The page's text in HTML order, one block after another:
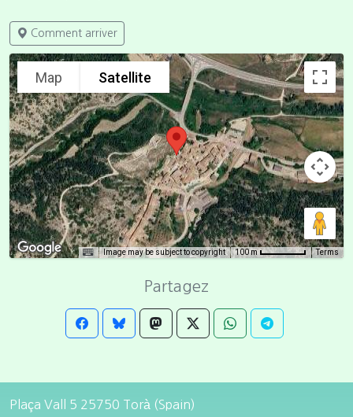
Comment arriver
Map Satellite
Image may be subject to copyright 100 m Terms
Partagez
Plaça Vall 5 25750 Torà (Spain)